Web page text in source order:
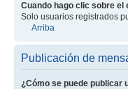
Cuando hago clic sobre el
Solo usuarios registrados
Arriba
Publicación de
¿Cómo se puede publicar